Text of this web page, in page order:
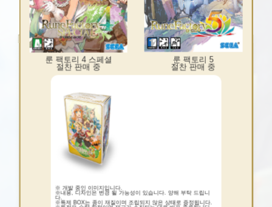
룬 팩토리 4 스페셜
절찬 판매 중
룬 팩토리 5
절찬 판매 중
※ 개발 중인 이미지입니다.
※내용, 디자인은 변경 될 가능성이 있습니다. 양해 부탁 드립니
다.
※특제 BOX는 종이 재질이며 조립되지 않은 상태로 증정됩니다.